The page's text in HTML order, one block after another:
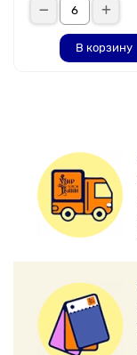
В корзину